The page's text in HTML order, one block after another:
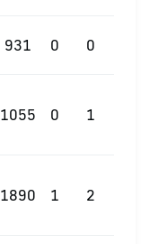
931 0 0
1055 0 1
1890 1 2